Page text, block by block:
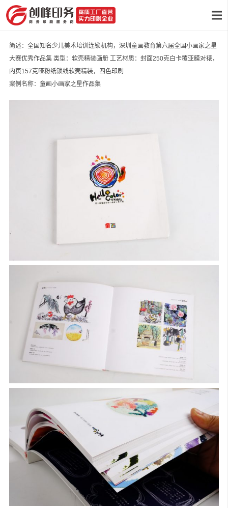
简述：全国知名少儿美术培训连锁机构，深圳童画教育第六届全国小画家之星
大赛优秀作品集 类型：软壳精装画册 工艺材质：封面250克白卡覆亚膜对裱，
内页157克哑粉纸锁线软壳精装，四色印刷
案例名称：童画小画家之星作品集